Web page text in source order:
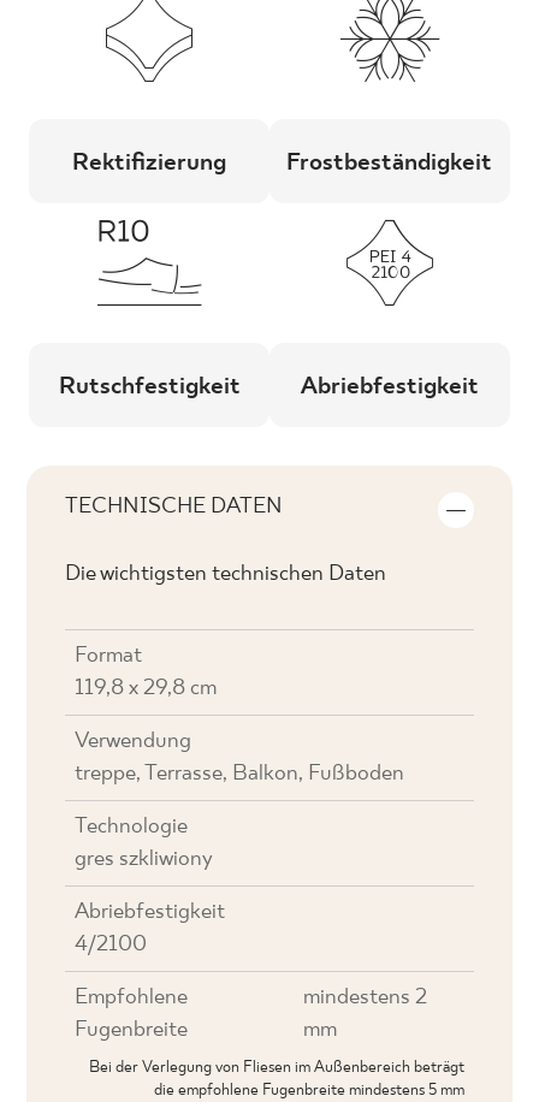
Rektifizierung Frostbeständigkeit
Rutschfestigkeit Abriebfestigkeit
TECHNISCHE DATEN
Die wichtigsten technischen Daten
Format
119,8 x 29,8 cm
Verwendung
treppe, Terrasse, Balkon, Fußboden
Technologie
gres szkliwiony
Abriebfestigkeit
4/2100
Empfohlene
Fugenbreite
mindestens 2
mm
Bei der Verlegung von Fliesen im Außenbereich beträgt
die empfohlene Fugenbreite mindestens 5 mm